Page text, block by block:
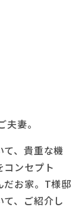
妻。
、貴重な機
ンセプト
だお家。T様邸
、ご紹介し